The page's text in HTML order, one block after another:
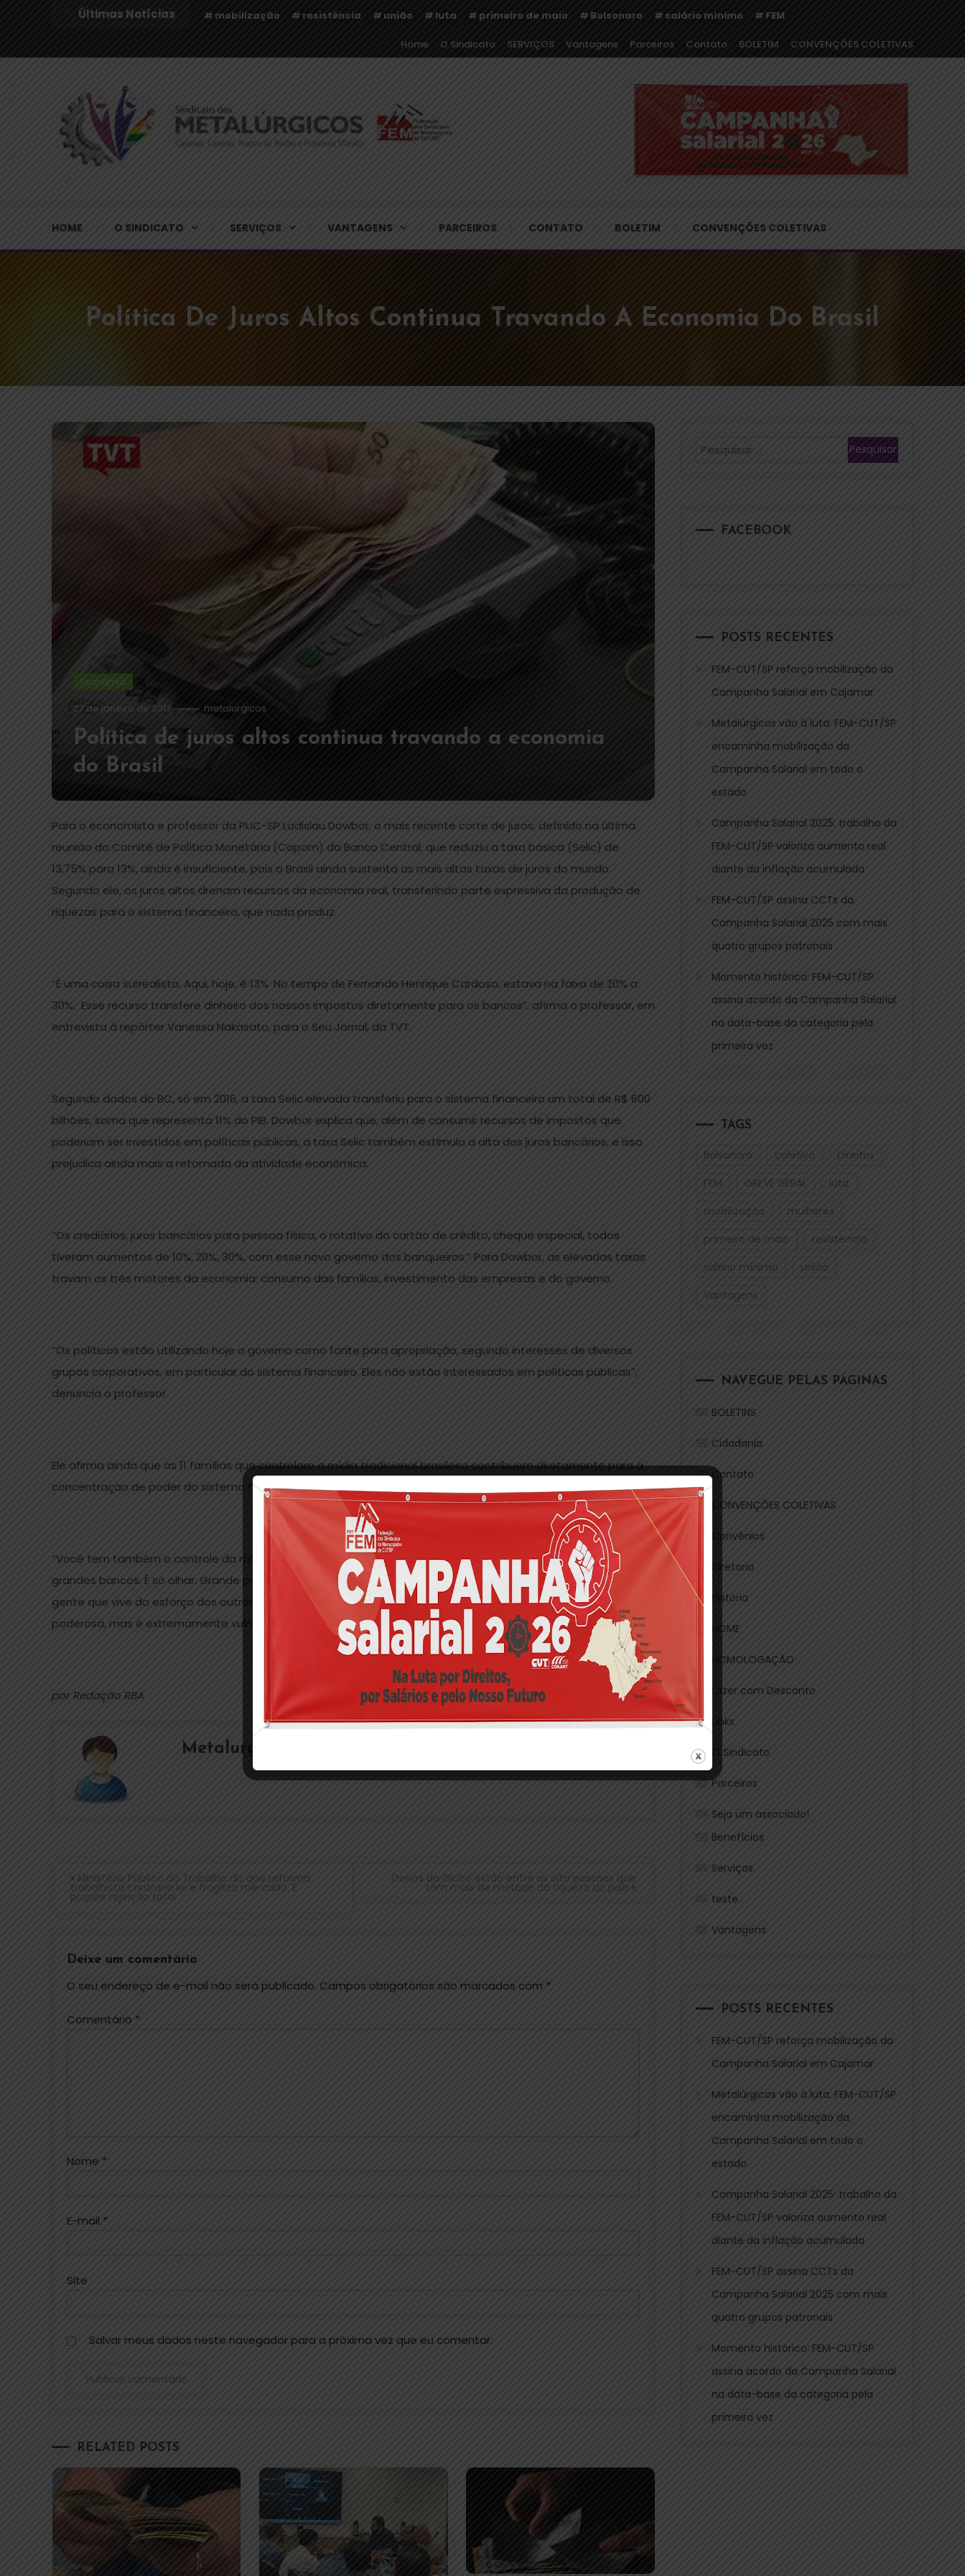
Últimas Notícias mobilização resistência união luta primeiro de maio Bolsonaro salário mínimo FEM
Home O Sindicato SERVIÇOS Vantagens Parceiros Contato BOLETIM CONVENÇÕES COLETIVAS
HOME O SINDICATO SERVIÇOS VANTAGENS PARCEIROS CONTATO BOLETIM CONVENÇÕES COLETIVAS
Política De Juros Altos Continua Travando A Economia Do Brasil
Economia
27 de janeiro de 2017 metalurgicos
Política de juros altos continua travando a economia
do Brasil
Para o economista e professor da PUC-SP Ladislau Dowbor, o mais recente corte de juros, definido na última
reunião do Comitê de Política Monetária (Copom) do Banco Central, que reduziu a taxa básica (Selic) de
13,75% para 13%, ainda é insuficiente, pois o Brasil ainda sustenta as mais altas taxas de juros do mundo.
Segundo ele, os juros altos drenam recursos da economia real, transferindo parte expressiva da produção de
riquezas para o sistema financeiro, que nada produz.
“É uma coisa surrealista. Aqui, hoje, é 13%. No tempo de Fernando Henrique Cardoso, estava na faixa de 20% a
30%. Esse recurso transfere dinheiro dos nossos impostos diretamente para os bancos”, afirma o professor, em
entrevista à repórter Vanessa Nakasato, para o Seu Jornal, da TVT.
Segundo dados do BC, só em 2016, a taxa Selic elevada transferiu para o sistema financeiro um total de R$ 600
bilhões, soma que representa 11% do PIB. Dowbor explica que, além de consumir recursos de impostos que
poderiam ser investidos em políticas públicas, a taxa Selic também estimula a alta dos juros bancários, e isso
prejudica ainda mais a retomada da atividade econômica.
“Os crediários, juros bancários para pessoa física, o rotativo do cartão de crédito, cheque especial, todos
tiveram aumentos de 10%, 20%, 30%, com esse novo governo dos banqueiros.” Para Dowbor, as elevadas taxas
travam os três motores da economia: consumo das famílias, investimento das empresas e do governo.
“Os políticos estão utilizando hoje o governo como fonte para apropriação, segundo interesses de diversos
grupos corporativos, em particular do sistema financeiro. Eles não estão interessados em políticas públicas”,
denuncia o professor
Ele afirma ainda que as 11 famílias que controlam a mídia tradicional brasileira contribuem diretamente para a
concentração de poder do sistema financeiro e a manutenção de privilégios da elite do país.
“Você tem também o controle da mídia, porque os principais financiadores da publicidade são justamente os
grandes bancos. É só olhar. Grande parte do poder político, no Brasil, não é de produtores. É essencialmente de
gente que vive do esforço dos outros. A mais-valia financeira é, ao mesmo tempo, politicamente muito
poderosa, mas é extremamente vulnerável, porque não produz nada.”
por Redação RBA
Metalurgicos
Ministério Público do Trabalho diz que reforma
trabalhista contraria lei e fragiliza mercado. E
propõe rejeição total
Donos da Globo estão entre as oito pessoas que
têm mais de metade da riqueza do país
Deixe um comentário
O seu endereço de e-mail não será publicado. Campos obrigatórios são marcados com *
Comentário *
Nome *
E-mail *
Site
Salvar meus dados neste navegador para a próxima vez que eu comentar.
RELATED POSTS
FACEBOOK
POSTS RECENTES
FEM-CUT/SP reforça mobilização da
Campanha Salarial em Cajamar
Metalúrgicos vão à luta: FEM-CUT/SP
encaminha mobilização da
Campanha Salarial em todo o
estado
Campanha Salarial 2025: trabalho da
FEM-CUT/SP valoriza aumento real
diante da inflação acumulada
FEM-CUT/SP assina CCTs da
Campanha Salarial 2025 com mais
quatro grupos patronais
Momento histórico: FEM-CUT/SP
assina acordo da Campanha Salarial
na data-base da categoria pela
primeira vez
TAGS
Bolsonaro coletivo
Direitos
FEM
GREVE GERAL
luta
mobilização
mulheres
primeiro de maio
resistência
salário mínimo
união
Vantagens
NAVEGUE PELAS PÁGINAS
BOLETINS
Cidadania
Contato
CONVENÇÕES COLETIVAS
Convênios
Diretoria
História
HOME
HOMOLOGAÇÃO
Lazer com Desconto
Links
O Sindicato
Parceiros
Seja um associado!
Benefícios
Serviços
teste
Vantagens
POSTS RECENTES
FEM-CUT/SP reforça mobilização da
Campanha Salarial em Cajamar
Metalúrgicos vão à luta: FEM-CUT/SP
encaminha mobilização da
Campanha Salarial em todo o
estado
Campanha Salarial 2025: trabalho da
FEM-CUT/SP valoriza aumento real
diante da inflação acumulada
FEM-CUT/SP assina CCTs da
Campanha Salarial 2025 com mais
quatro grupos patronais
Momento histórico: FEM-CUT/SP
assina acordo da Campanha Salarial
na data-base da categoria pela
primeira vez